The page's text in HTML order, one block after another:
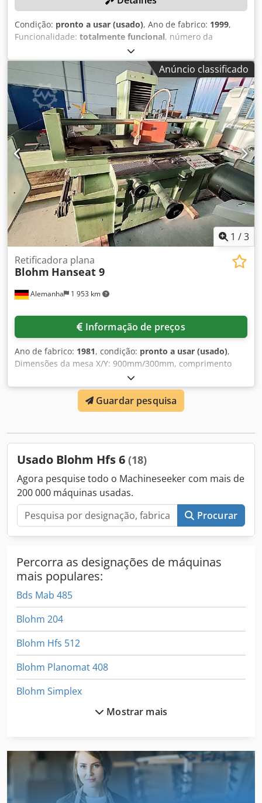
Condição: pronto a usar (usado), Ano de fabrico: 1999,
Funcionalidade: totalmente funcional, número da
, diâmetro da roda de retificação:
400 mm, curso do eixo X:900 mm, curso do eixo Y:550
mm , curso do eixo Z: 360 mm, velocidade do eixo de
retificação:3 400 rpm, DETALHES TÉCNICOS Djdpfx
Aceyuamxs Uswa Curso do eixo X: 900 mm Curso do eixo Y:
550 mm Curso do eixo Z: 360 mm Largura da mesa: 790
mm Profundidade da mesa: 380 mm Diâmetro máximo do
rebolo: 400 mm Velocidade máxima do eixo principal:
3.400 rpm EQUIPAMENTO Marcação CE Documentação
Anúncio classificado
1 /3
Alemanha 1 953 km
Retificadora plana
Blohm Hanseat 9
Informação de preços
Ano de fabrico: 1981, condição: pronto a usar (usado),
Dimensões da mesa X/Y: 900mm/300mm, comprimento
máximo de retificação: 900mm, largura máxima de
retificação: 350mm, distância máxima entre o centro da
mesa e o fuso: 575mm, carga máxima na mesa: 670kg,
movimento longitudinal/transversal máximo da mesa:
diâmetro externo do rebolo mín./máx.: 400mm/165mm,
máquina X/Y: aprox. 1100mm/1100mm, peso: aprox.
3100kg. Documentação disponível. Visita no local possível.
Dwodox Tul Ujpfx Ac Uea
Guardar pesquisa
Usado Blohm Hfs 6 (18)
Agora pesquise todo o Machineseeker com mais de
200 000 máquinas usadas.
Procurar
Percorra as designações de máquinas
mais populares:
Bds Mab 485
Blohm 204
Blohm Hfs 512
Blohm Planomat 408
Blohm Simplex
Dmg Hsc 105
Mostrar mais